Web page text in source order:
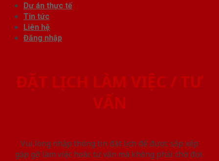
Dự án thực tế
Tin tức
Liên hệ
Đăng nhập
ĐẶT LỊCH LÀM VIỆC / TƯ
VẤN
Vui lòng nhập thông tin đặt lịch để được sắp xếp
gặp gỡ làm việc hoăc tư vấn mà không phải chờ đợi.